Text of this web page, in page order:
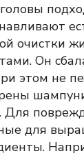
очистки
Он
этом не
Для
для